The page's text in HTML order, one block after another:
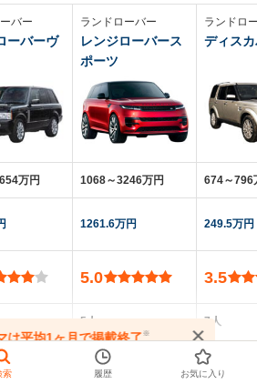
バー
ーバーヴ
万円
ランドローバー
レンジローバース
ポーツ
1068～3246万円
1261.6万円
5.0
5人
5ドア
ランドロ
ディス
674～796
249.5万円
3.5
7人
5ドア
は平均1ヶ月で掲載終了※
前にお問い合わせください
索 履歴 お気に入り